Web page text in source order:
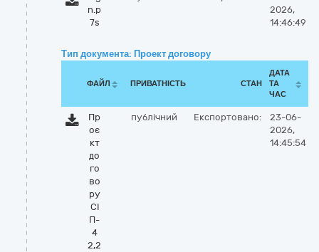
n.p
7s
2026,
14:46:49
Тип документа: Проект договору
ФАЙЛ ПРИВАТНІСТЬ СТАН
ДАТА
ТА
ЧАС
Пр
оє
кт
до
го
во
ру
СІ
П-
4
2,2
публічний Експортовано:
23-06-
2026,
14:45:54